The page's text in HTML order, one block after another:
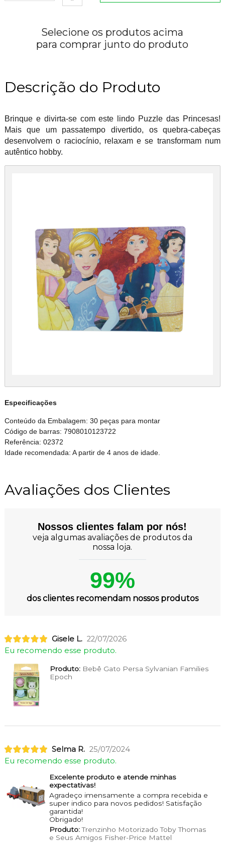
Selecione os produtos acima
para comprar junto do produto
Descrição do Produto
Brinque e divirta-se com este lindo Puzzle das Princesas!
Mais que um passatempo divertido, os quebra-cabeças
desenvolvem o raciocínio, relaxam e se transformam num
autêntico hobby.
Especificações
Conteúdo da Embalagem: 30 peças para montar
Código de barras: 7908010123722
Referência: 02372
Idade recomendada: A partir de 4 anos de idade.
Avaliações dos Clientes
Nossos clientes falam por nós!
veja algumas avaliações de produtos da
nossa loja.
99%
dos clientes recomendam nossos produtos
Gisele L. 22/07/2026
Eu recomendo esse produto.
Produto:Bebê Gato Persa Sylvanian Families
Epoch
Selma R. 25/07/2024
Eu recomendo esse produto.
Excelente produto e atende minhas
expectativas!
Agradeço imensamente a compra recebida e
super indico para novos pedidos! Satisfação
garantida!
Obrigado!
Produto:Trenzinho Motorizado Toby Thomas
e Seus Amigos Fisher-Price Mattel